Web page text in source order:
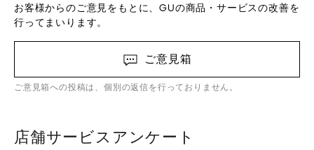
お客様からのご意見をもとに、GUの商品・サービスの改善を
行ってまいります。
ご意見箱
ご意見箱への投稿は、個別の返信を行っておりません。
店舗サービスアンケート